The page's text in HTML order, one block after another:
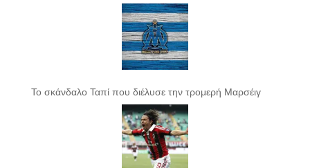
Το σκάνδαλο Ταπί που διέλυσε την τρομερή Μαρσέιγ